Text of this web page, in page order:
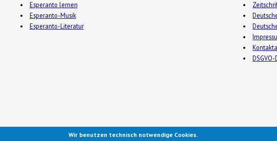
Esperanto lernen
Esperanto-Musik
Esperanto-Literatur
Wir benutzen technisch notwendige Cookies.